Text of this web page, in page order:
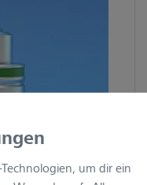
um dir ein